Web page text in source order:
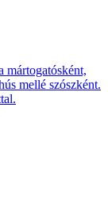
mártogatósként,
mellé szószként.